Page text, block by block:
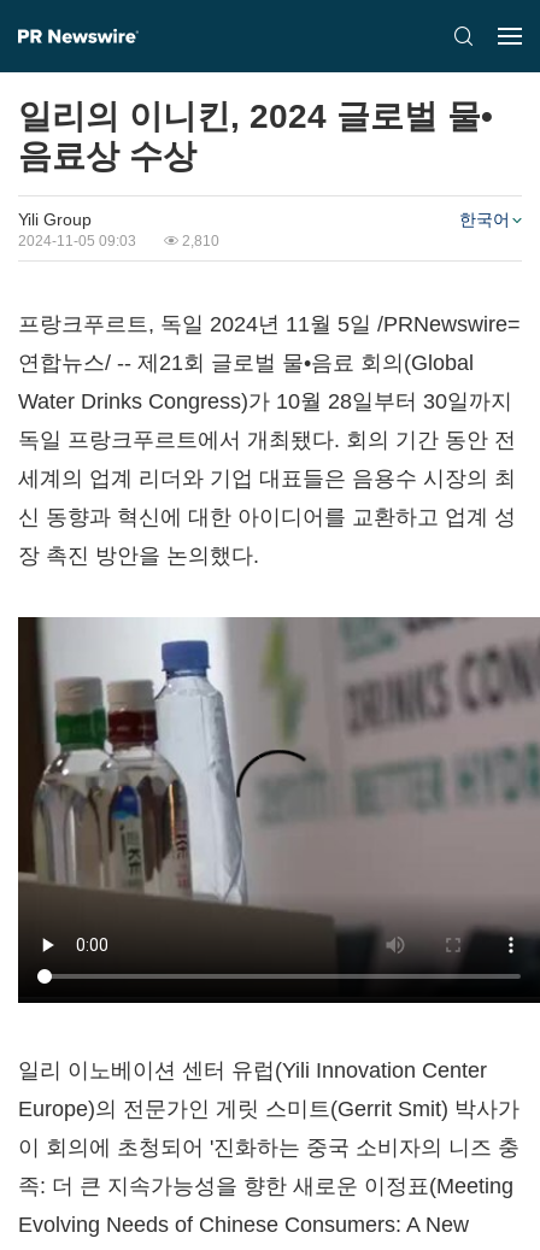
일리의 이니킨, 2024 글로벌 물•
음료상 수상
Yili Group
2024-11-05 09:03 2,810
한국어
프랑크푸르트, 독일 2024년 11월 5일 /PRNewswire=
연합뉴스/ -- 제21회 글로벌 물•음료 회의(Global
Water Drinks Congress)가 10월 28일부터 30일까지
독일 프랑크푸르트에서 개최됐다. 회의 기간 동안 전
세계의 업계 리더와 기업 대표들은 음용수 시장의 최
신 동향과 혁신에 대한 아이디어를 교환하고 업계 성
장 촉진 방안을 논의했다.
일리 이노베이션 센터 유럽(Yili Innovation Center
Europe)의 전문가인 게릿 스미트(Gerrit Smit) 박사가
이 회의에 초청되어 '진화하는 중국 소비자의 니즈 충
족: 더 큰 지속가능성을 향한 새로운 이정표(Meeting
Evolving Needs of Chinese Consumers: A New